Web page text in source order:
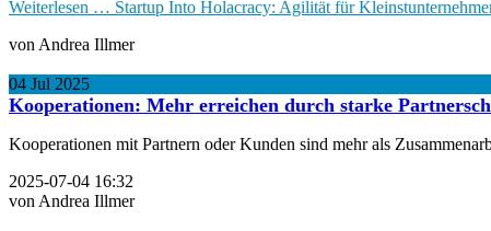
Weiterlesen … Startup Into Holacracy: Agilität für
von Andrea Illmer
04 Jul 2025
Kooperationen: Mehr erreichen durch starke
Kooperationen mit Partnern oder Kunden sind mehr als
2025-07-04 16:32
von Andrea Illmer